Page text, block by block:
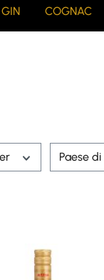
GIN COGNAC
Paese